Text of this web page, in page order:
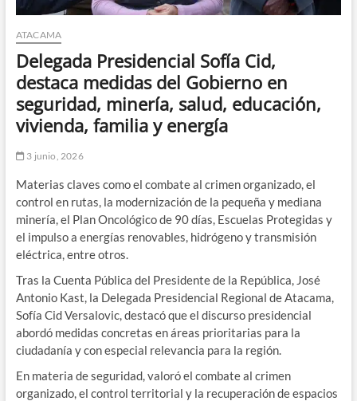
ATACAMA
Delegada Presidencial Sofía Cid,
destaca medidas del Gobierno en
seguridad, minería, salud, educación,
vivienda, familia y energía
3 junio, 2026
Materias claves como el combate al crimen organizado, el
control en rutas, la modernización de la pequeña y mediana
minería, el Plan Oncológico de 90 días, Escuelas Protegidas y
el impulso a energías renovables, hidrógeno y transmisión
eléctrica, entre otros.
Tras la Cuenta Pública del Presidente de la República, José
Antonio Kast, la Delegada Presidencial Regional de Atacama,
Sofía Cid Versalovic, destacó que el discurso presidencial
abordó medidas concretas en áreas prioritarias para la
ciudadanía y con especial relevancia para la región.
En materia de seguridad, valoró el combate al crimen
organizado, el control territorial y la recuperación de espacios